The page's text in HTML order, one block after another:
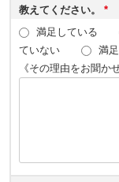
教えてください。
*
満足している
ていない
満
《その理由をお聞か